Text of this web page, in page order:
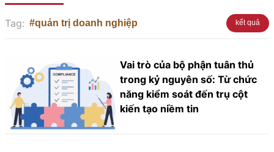
Tag: #quản trị doanh nghiệp kết quả
Vai trò của bộ phận tuân thủ
trong kỷ nguyên số: Từ chức
năng kiểm soát đến trụ cột
kiến tạo niềm tin